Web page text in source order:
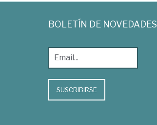
BOLETÍN DE NOVEDADES
SUSCRIBIRSE